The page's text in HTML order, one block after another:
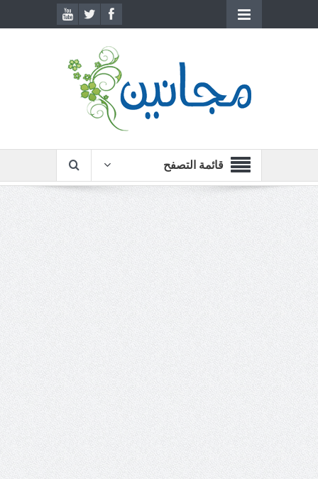
قائمة التصفح